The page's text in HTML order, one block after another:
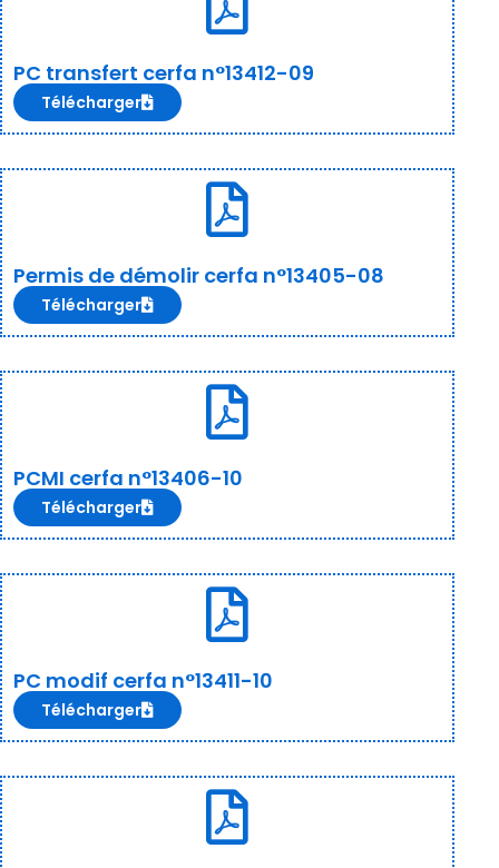
PC transfert cerfa n°13412-09
Télécharger
Permis de démolir cerfa n°13405-08
Télécharger
PCMI cerfa n°13406-10
Télécharger
PC modif cerfa n°13411-10
Télécharger